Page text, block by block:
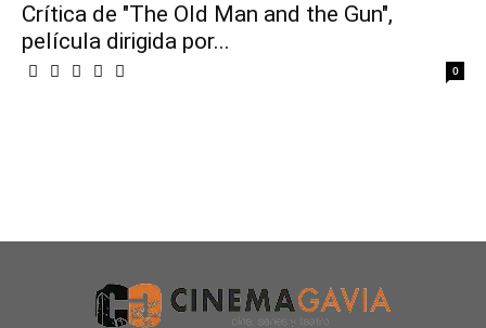
Crítica de "The Old Man and the Gun",
película dirigida por...
0